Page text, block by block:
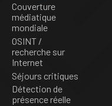
Couverture
médiatique
mondiale
OSINT /
recherche sur
Internet
Séjours critiques
Détection de
présence réelle